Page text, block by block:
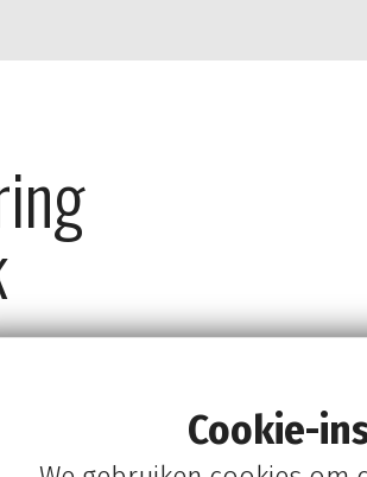
groot belang. Wij
Dit betekent
dat wij ze altijd Cookie-